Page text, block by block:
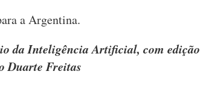
a Argentina.
da Inteligência Artificial, com edição
Duarte Freitas